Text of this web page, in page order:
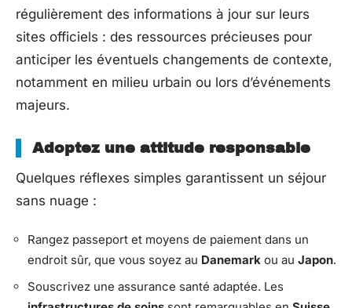
régulièrement des informations à jour sur leurs
sites officiels : des ressources précieuses pour
anticiper les éventuels changements de contexte,
notamment en milieu urbain ou lors d’événements
majeurs.
Adoptez une attitude responsable
Quelques réflexes simples garantissent un séjour
sans nuage :
Rangez passeport et moyens de paiement dans un
endroit sûr, que vous soyez au Danemark ou au Japon.
Souscrivez une assurance santé adaptée. Les